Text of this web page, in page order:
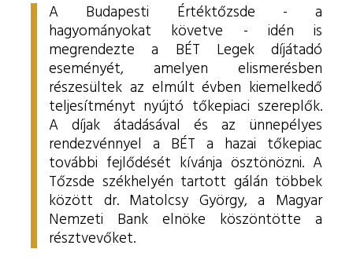
A Budapesti Értéktőzsde - a
hagyományokat követve - idén is
megrendezte a BÉT Legek díjátadó
eseményét, amelyen elismerésben
részesültek az elmúlt évben kiemelkedő
teljesítményt nyújtó tőkepiaci szereplők.
A díjak átadásával és az ünnepélyes
rendezvénnyel a BÉT a hazai tőkepiac
további fejlődését kívánja ösztönözni. A
Tőzsde székhelyén tartott gálán többek
között dr. Matolcsy György, a Magyar
Nemzeti Bank elnöke köszöntötte a
résztvevőket.